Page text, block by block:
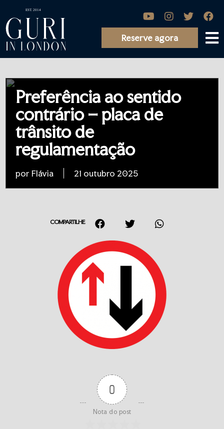
Reserve agora
Preferência ao sentido
contrário – placa de
trânsito de
regulamentação
por Flávia 21 outubro 2025
COMPARTILHE
0
Nota do post